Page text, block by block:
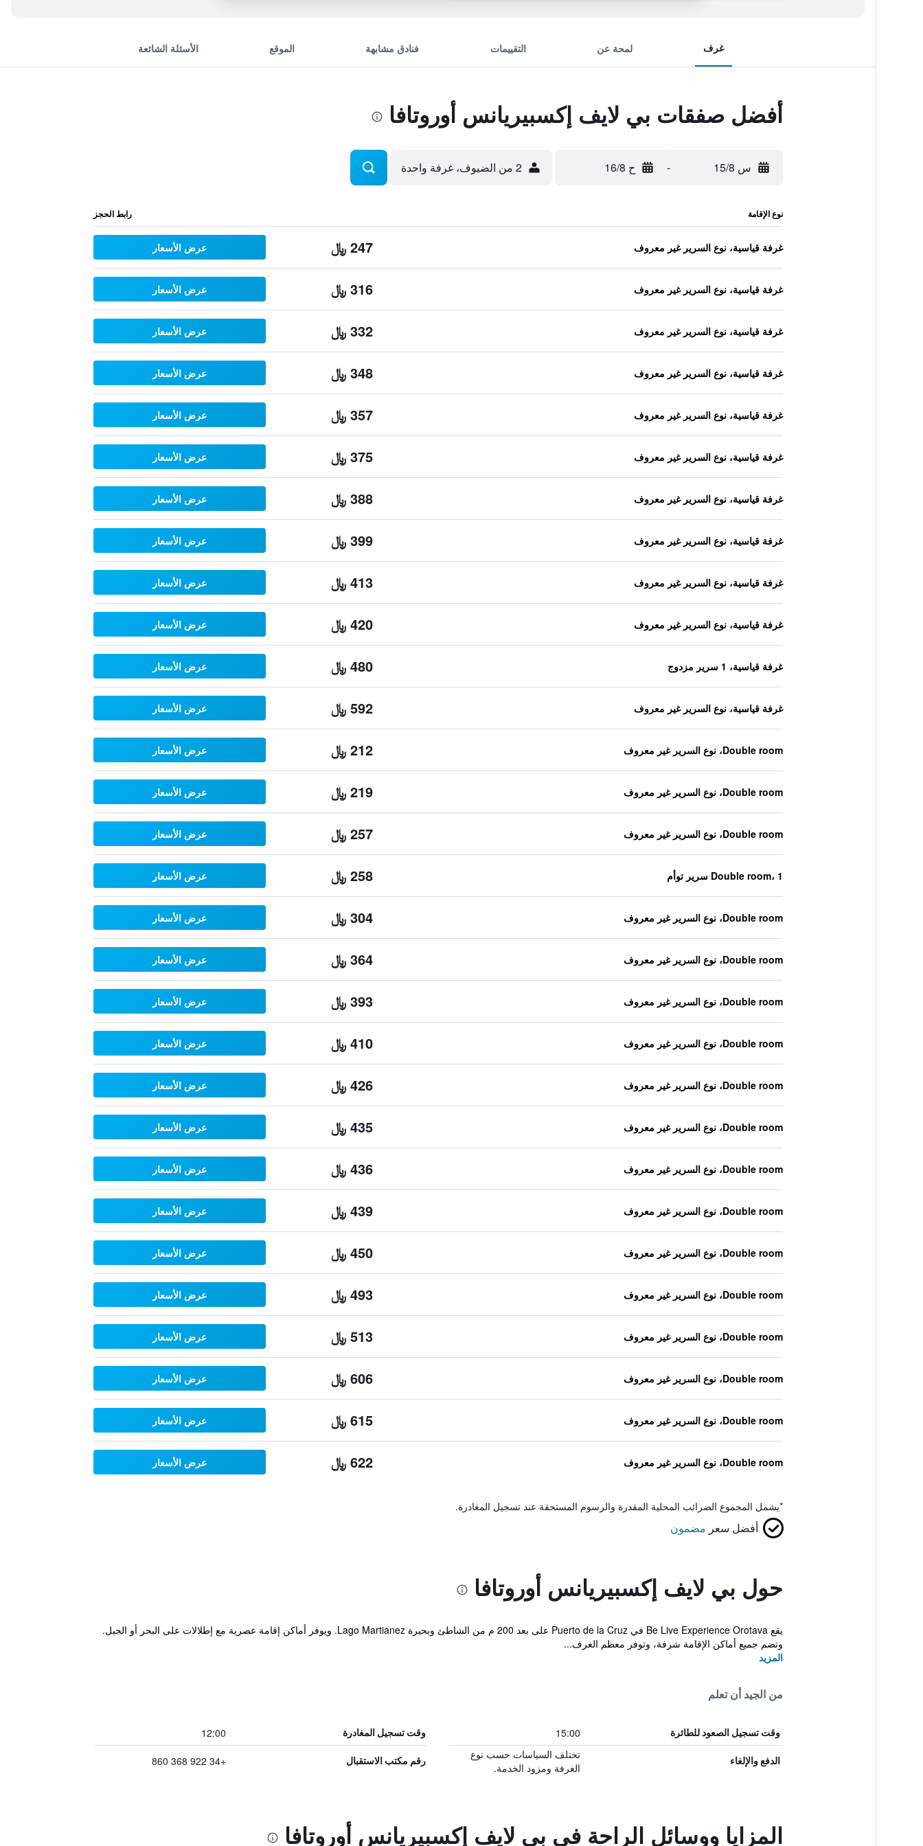
غرف لمحة عن التقييمات فنادق مشابهة الموقع الأسئلة الشائعة
أفضل صفقات بي لايف إكسبيريانس أوروتافا
س 15/8 - ح 16/8 2 من الضيوف، غرفة واحدة
نوع الإقامة رابط الحجز
غرفة قياسية، نوع السرير غير معروف 247 ﷼ عرض الأسعار
غرفة قياسية، نوع السرير غير معروف 316 ﷼ عرض الأسعار
غرفة قياسية، نوع السرير غير معروف 332 ﷼ عرض الأسعار
غرفة قياسية، نوع السرير غير معروف 348 ﷼ عرض الأسعار
غرفة قياسية، نوع السرير غير معروف 357 ﷼ عرض الأسعار
غرفة قياسية، نوع السرير غير معروف 375 ﷼ عرض الأسعار
غرفة قياسية، نوع السرير غير معروف 388 ﷼ عرض الأسعار
غرفة قياسية، نوع السرير غير معروف 399 ﷼ عرض الأسعار
غرفة قياسية، نوع السرير غير معروف 413 ﷼ عرض الأسعار
غرفة قياسية، نوع السرير غير معروف 420 ﷼ عرض الأسعار
غرفة قياسية، 1 سرير مزدوج 480 ﷼ عرض الأسعار
غرفة قياسية، نوع السرير غير معروف 592 ﷼ عرض الأسعار
Double room، نوع السرير غير معروف 212 ﷼ عرض الأسعار
Double room، نوع السرير غير معروف 219 ﷼ عرض الأسعار
Double room، نوع السرير غير معروف 257 ﷼ عرض الأسعار
Double room، 1 سرير توأم 258 ﷼ عرض الأسعار
Double room، نوع السرير غير معروف 304 ﷼ عرض الأسعار
Double room، نوع السرير غير معروف 364 ﷼ عرض الأسعار
Double room، نوع السرير غير معروف 393 ﷼ عرض الأسعار
Double room، نوع السرير غير معروف 410 ﷼ عرض الأسعار
Double room، نوع السرير غير معروف 426 ﷼ عرض الأسعار
Double room، نوع السرير غير معروف 435 ﷼ عرض الأسعار
Double room، نوع السرير غير معروف 436 ﷼ عرض الأسعار
Double room، نوع السرير غير معروف 439 ﷼ عرض الأسعار
Double room، نوع السرير غير معروف 450 ﷼ عرض الأسعار
Double room، نوع السرير غير معروف 493 ﷼ عرض الأسعار
Double room، نوع السرير غير معروف 513 ﷼ عرض الأسعار
Double room، نوع السرير غير معروف 606 ﷼ عرض الأسعار
Double room، نوع السرير غير معروف 615 ﷼ عرض الأسعار
Double room، نوع السرير غير معروف 622 ﷼ عرض الأسعار
*يشمل المجموع الضرائب المحلية المقدرة والرسوم المستحقة عند تسجيل المغادرة.
أفضل سعر مضمون
حول بي لايف إكسبيريانس أوروتافا
يقع Be Live Experience Orotava في Puerto de la Cruz على بعد 200 م من الشاطئ وبحيرة Lago Martianez. ويوفر أماكن إقامة عصرية مع إطلالات على البحر أو الجبل.
وتضم جميع أماكن الإقامة شرفة، وتوفر معظم الغرف...
المزيد
من الجيد أن تعلم
وقت تسجيل الصعود للطائرة 15:00 وقت تسجيل المغادرة 12:00
الدفع والإلغاء
تختلف السياسات حسب نوع
الغرفة ومزود الخدمة.
رقم مكتب الاستقبال +34 922 368 860
المزايا ووسائل الراحة في بي لايف إكسبيريانس أوروتافا